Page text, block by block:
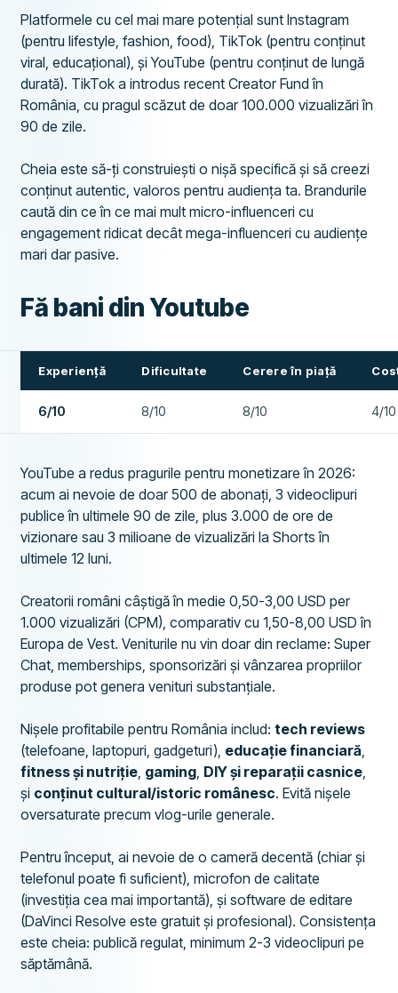
Platformele cu cel mai mare potențial sunt Instagram
(pentru lifestyle, fashion, food), TikTok (pentru conținut
viral, educațional), și YouTube (pentru conținut de lungă
durată). TikTok a introdus recent Creator Fund în
România, cu pragul scăzut de doar 100.000 vizualizări în
90 de zile.
Cheia este să-ți construiești o nișă specifică și să creezi
conținut autentic, valoros pentru audiența ta. Brandurile
caută din ce în ce mai mult micro-influenceri cu
engagement ridicat decât mega-influenceri cu audiențe
mari dar pasive.
Fă bani din Youtube
Experiență Dificultate Cerere în piață
6/10 8/10 8/10 4/10
YouTube a redus pragurile pentru monetizare în 2026:
acum ai nevoie de doar 500 de abonați, 3 videoclipuri
publice în ultimele 90 de zile, plus 3.000 de ore de
vizionare sau 3 milioane de vizualizări la Shorts în
ultimele 12 luni.
Creatorii români câștigă în medie 0,50-3,00 USD per
1.000 vizualizări (CPM), comparativ cu 1,50-8,00 USD în
Europa de Vest. Veniturile nu vin doar din reclame: Super
Chat, memberships, sponsorizări și vânzarea propriilor
produse pot genera venituri substanțiale.
Nișele profitabile pentru România includ:tech reviews
(telefoane, laptopuri, gadgeturi), educație financiară,
fitness și nutriție, gaming, DIY și reparații casnice,
și conținut cultural/istoric românesc. Evită nișele
oversaturate precum vlog-urile generale.
Pentru început, ai nevoie de o cameră decentă (chiar și
telefonul poate fi suficient), microfon de calitate
(investiția cea mai importantă), și software de editare
(DaVinci Resolve este gratuit și profesional). Consistența
este cheia: publică regulat, minimum 2-3 videoclipuri pe
săptămână.